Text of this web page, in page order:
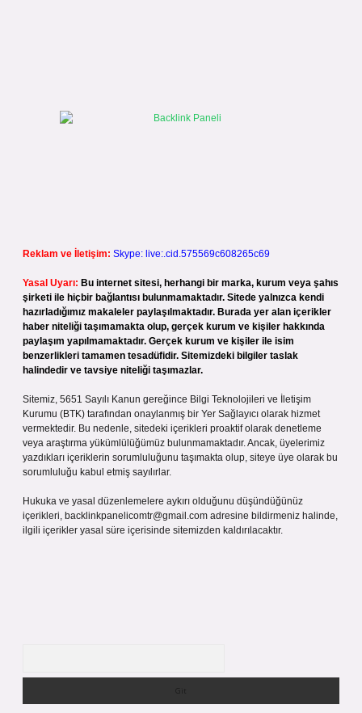
Reklam ve İletişim: Skype: live:.cid.575569c608265c69
Yasal Uyarı: Bu internet sitesi, herhangi bir marka, kurum veya şahıs
şirketi ile hiçbir bağlantısı bulunmamaktadır. Sitede yalnızca kendi
hazırladığımız makaleler paylaşılmaktadır. Burada yer alan içerikler
haber niteliği taşımamakta olup, gerçek kurum ve kişiler hakkında
paylaşım yapılmamaktadır. Gerçek kurum ve kişiler ile isim
benzerlikleri tamamen tesadüfidir. Sitemizdeki bilgiler taslak
halindedir ve tavsiye niteliği taşımazlar.
Sitemiz, 5651 Sayılı Kanun gereğince Bilgi Teknolojileri ve İletişim
Kurumu (BTK) tarafından onaylanmış bir Yer Sağlayıcı olarak hizmet
vermektedir. Bu nedenle, sitedeki içerikleri proaktif olarak denetleme
veya araştırma yükümlülüğümüz bulunmamaktadır. Ancak, üyelerimiz
yazdıkları içeriklerin sorumluluğunu taşımakta olup, siteye üye olarak bu
sorumluluğu kabul etmiş sayılırlar.
Hukuka ve yasal düzenlemelere aykırı olduğunu düşündüğünüz
içerikleri, backlinkpanelicomtr@gmail.com adresine bildirmeniz halinde,
ilgili içerikler yasal süre içerisinde sitemizden kaldırılacaktır.